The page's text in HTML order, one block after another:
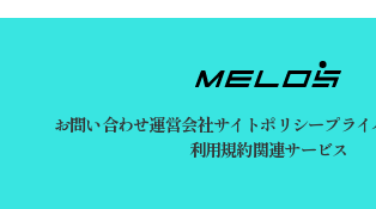
お問い合わせ運営会社サイトポリシープラ
利用規約関連サービス